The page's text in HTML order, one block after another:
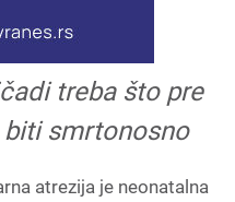
treba što pre
smrtonosno
atrezija je neonatalna